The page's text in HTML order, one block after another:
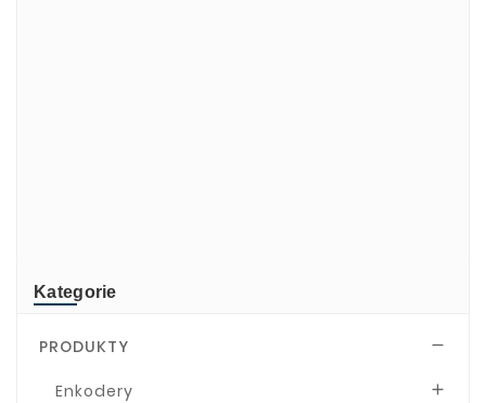
Kategorie
PRODUKTY 
Enkodery 